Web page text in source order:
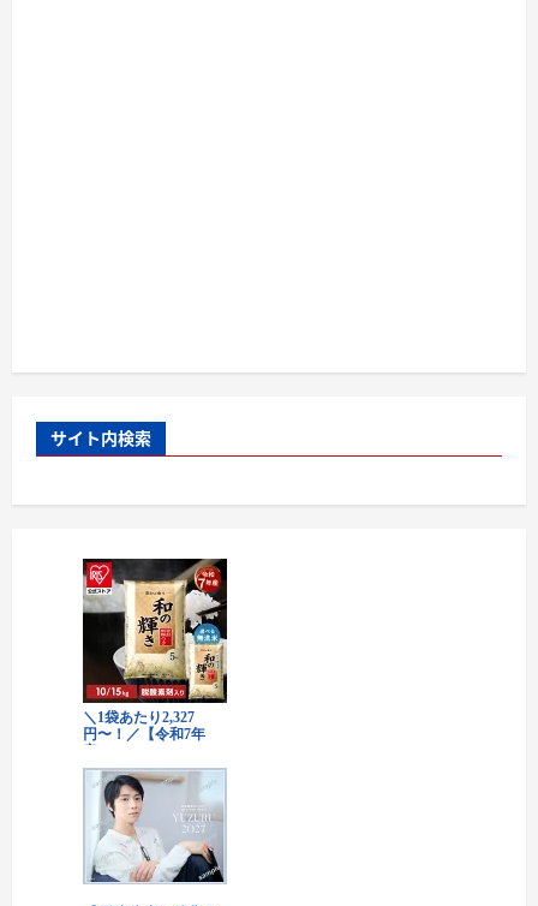
サイト内検索